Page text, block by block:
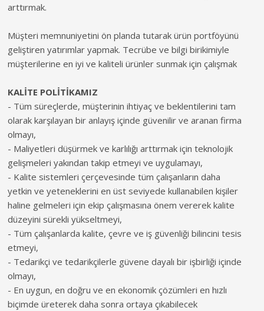
arttırmak.
Müşteri memnuniyetini ön planda tutarak ürün portföyünü
geliştiren yatırımlar yapmak. Tecrübe ve bilgi birikimiyle
müşterilerine en iyi ve kaliteli ürünler sunmak için çalışmak
KALİTE POLİTİKAMIZ
- Tüm süreçlerde, müşterinin ihtiyaç ve beklentilerini tam
olarak karşılayan bir anlayış içinde güvenilir ve aranan firma
olmayı,
- Maliyetleri düşürmek ve karlılığı arttırmak için teknolojik
gelişmeleri yakından takip etmeyi ve uygulamayı,
- Kalite sistemleri çerçevesinde tüm çalışanların daha
yetkin ve yeteneklerini en üst seviyede kullanabilen kişiler
haline gelmeleri için ekip çalışmasına önem vererek kalite
düzeyini sürekli yükseltmeyi,
- Tüm çalışanlarda kalite, çevre ve iş güvenliği bilincini tesis
etmeyi,
- Tedarikçi ve tedarikçilerle güvene dayalı bir işbirliği içinde
olmayı,
- En uygun, en doğru ve en ekonomik çözümleri en hızlı
biçimde üreterek daha sonra ortaya çıkabilecek